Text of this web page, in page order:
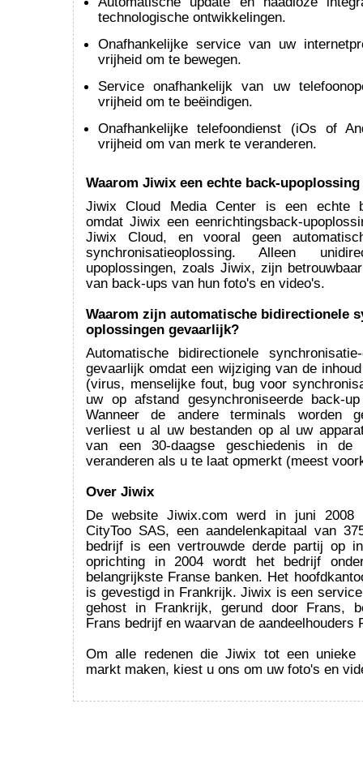
technologische ontwikkelingen.
Onafhankelijke service van uw
vrijheid om te bewegen.
Service onafhankelijk van uw
vrijheid om te beëindigen.
Onafhankelijke telefoondienst (iOs of
vrijheid om van merk te veranderen.
Waarom Jiwix een echte back-
Jiwix Cloud Media Center is een echte
omdat Jiwix een eenrichtingsback-
Jiwix Cloud, en vooral geen
synchronisatieoplossing. Alleen
upoplossingen, zoals Jiwix, zijn
van back-ups van hun foto's en video's.
Waarom zijn automatische bidirectionele
oplossingen gevaarlijk?
Automatische bidirectionele
gevaarlijk omdat een wijziging van de
(virus, menselijke fout, bug voor
uw op afstand gesynchroniseerde back-
Wanneer de andere terminals worden
verliest u al uw bestanden op al uw
van een 30-daagse geschiedenis in
veranderen als u te laat opmerkt (meest
Over Jiwix
De website Jiwix.com werd in juni 2008
CityToo SAS, een aandelenkapitaal van
bedrijf is een vertrouwde derde partij op
oprichting in 2004 wordt het bedrijf
belangrijkste Franse banken. Het
is gevestigd in Frankrijk. Jiwix is een
gehost in Frankrijk, gerund door Frans,
Frans bedrijf en waarvan de aandeelhouders
Om alle redenen die Jiwix tot een unieke
markt maken, kiest u ons om uw foto's en